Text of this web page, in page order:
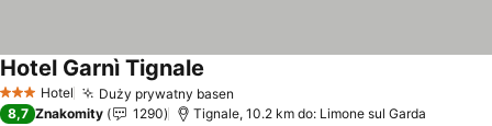
3 Kategoria
Hotel Duży prywatny basen
Hotel Garnì Tignale
8,7 Znakomity 1290 Tignale, 10.2 km do: Limone sul Garda